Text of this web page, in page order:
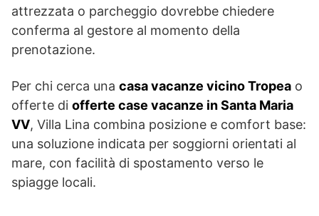
attrezzata o parcheggio dovrebbe chiedere
conferma al gestore al momento della
prenotazione.
Per chi cerca una casa vacanze vicino Tropea o
offerte di offerte case vacanze in Santa Maria
VV, Villa Lina combina posizione e comfort base:
una soluzione indicata per soggiorni orientati al
mare, con facilità di spostamento verso le
spiagge locali.